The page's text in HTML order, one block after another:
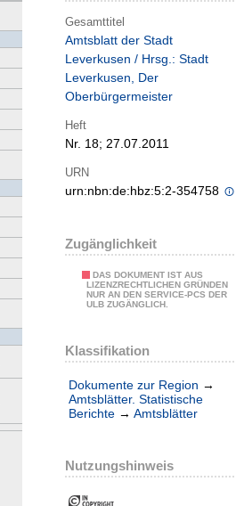
Gesamttitel
Amtsblatt der Stadt
Leverkusen / Hrsg.: Stadt
Leverkusen, Der
Oberbürgermeister
Heft
Nr. 18; 27.07.2011
URN
urn:nbn:de:hbz:5:2-354758
Zugänglichkeit
DAS DOKUMENT IST AUS
LIZENZRECHTLICHEN GRÜNDEN
NUR AN DEN SERVICE-PCS DER
ULB ZUGÄNGLICH.
Klassifikation
Dokumente zur Region →
Amtsblätter. Statistische
Berichte → Amtsblätter
Nutzungshinweis